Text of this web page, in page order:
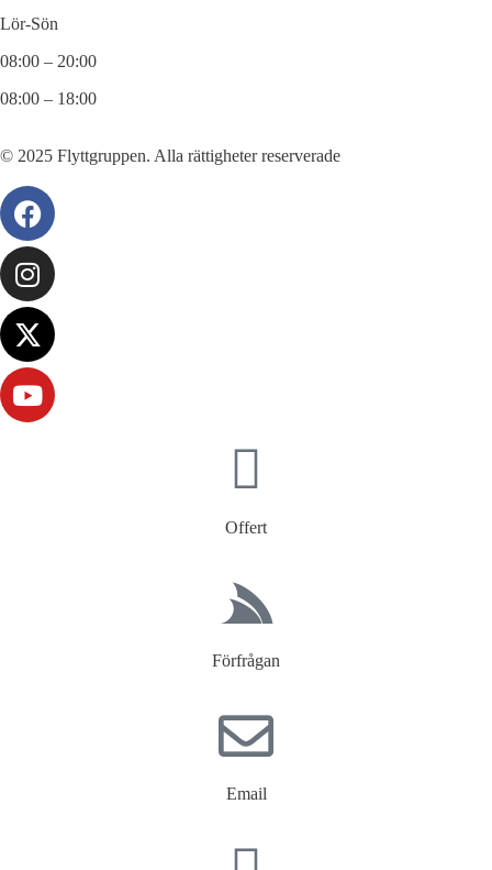
Lör-Sön
08:00 – 20:00
08:00 – 18:00
© 2025 Flyttgruppen. Alla rättigheter reserverade
Offert
Förfrågan
Email